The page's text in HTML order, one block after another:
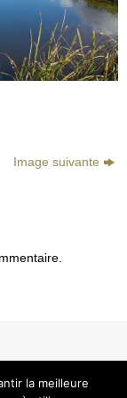
Image suivante
la meilleure